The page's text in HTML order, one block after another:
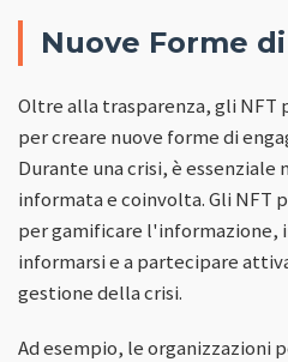
Nuove Forme
Oltre alla trasparenza, gli NFT
per creare nuove forme di
Durante una crisi, è
informata e coinvolta. Gli NFT
per gamificare l'informazione,
informarsi e a partecipare
gestione della crisi.
Ad esempio, le organizzazioni